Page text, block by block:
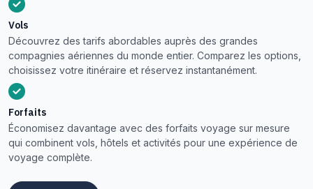
Vols
Découvrez des tarifs abordables auprès des grandes
compagnies aériennes du monde entier. Comparez les options,
choisissez votre itinéraire et réservez instantanément.
Forfaits
Économisez davantage avec des forfaits voyage sur mesure
qui combinent vols, hôtels et activités pour une expérience de
voyage complète.